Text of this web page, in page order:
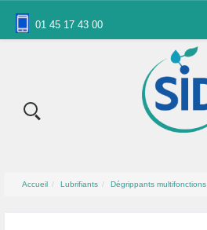
01 45 17 43 00
Accueil Lubrifiants Dégrippants multifonctions